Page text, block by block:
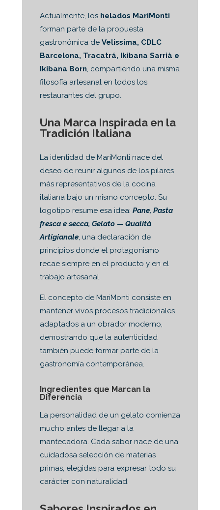
Actualmente, los helados MariMonti
forman parte de la propuesta
gastronómica de Velissima, CDLC
Barcelona, Tracatrá, Ikibana Sarrià e
Ikibana Born, compartiendo una misma
filosofía artesanal en todos los
restaurantes del grupo.
Una Marca Inspirada en la
Tradición Italiana
La identidad de MariMonti nace del
deseo de reunir algunos de los pilares
más representativos de la cocina
italiana bajo un mismo concepto. Su
logotipo resume esa idea: Pane, Pasta
fresca e secca, Gelato — Qualità
Artigianale, una declaración de
principios donde el protagonismo
recae siempre en el producto y en el
trabajo artesanal.
El concepto de MariMonti consiste en
mantener vivos procesos tradicionales
adaptados a un obrador moderno,
demostrando que la autenticidad
también puede formar parte de la
gastronomía contemporánea.
Ingredientes que Marcan la
Diferencia
La personalidad de un gelato comienza
mucho antes de llegar a la
mantecadora. Cada sabor nace de una
cuidadosa selección de materias
primas, elegidas para expresar todo su
carácter con naturalidad.